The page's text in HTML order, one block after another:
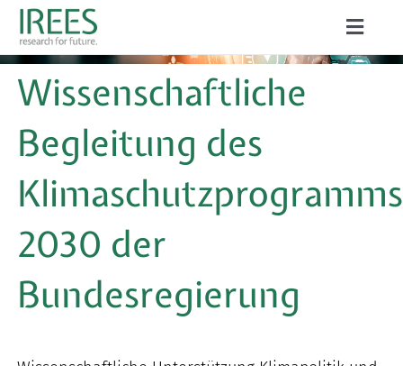
Zum
Inhalt
springen
Toggle
ÜBER UNS
AKTUELLES
PROJEKTE
PUBLIKATIONEN
KARRIERE
Wissenschaftliche
Begleitung des
Klimaschutzprogramms
2030 der
Bundesregierung